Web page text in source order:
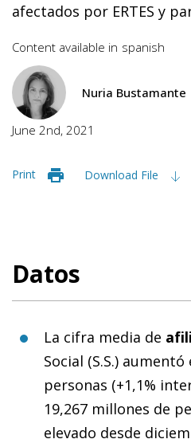
afectados por ERTES y
Content available in spanish
Nuria Bustamante
June 2nd, 2021
Print Download File
Datos
La cifra media de
Social (S.S.)
personas (+1,1%
19,267 millones de
elevado desde